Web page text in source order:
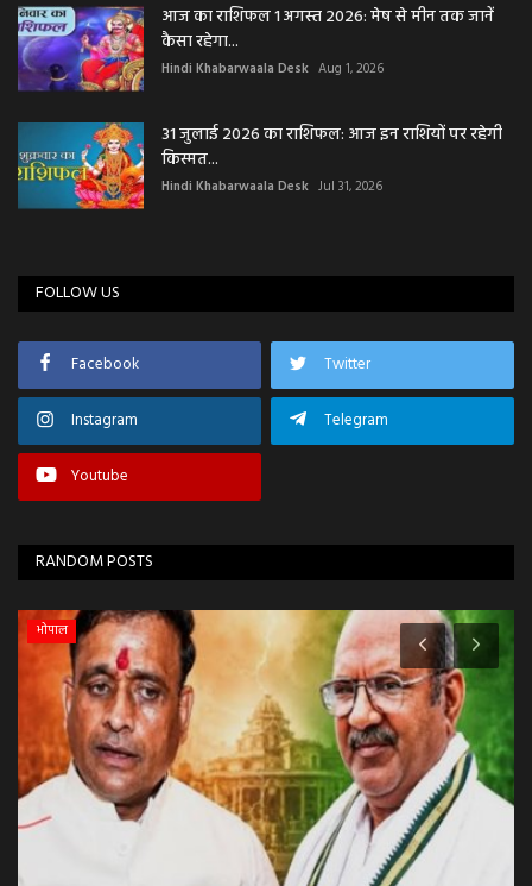
आज का राशिफल 1 अगस्त 2026: मेष से मीन तक जानें
कैसा रहेगा...
Hindi Khabarwaala Desk Aug 1, 2026
31 जुलाई 2026 का राशिफल: आज इन राशियों पर रहेगी
किस्मत...
Hindi Khabarwaala Desk Jul 31, 2026
FOLLOW US
Facebook Twitter
Instagram Telegram
Youtube
RANDOM POSTS
उज्जैन